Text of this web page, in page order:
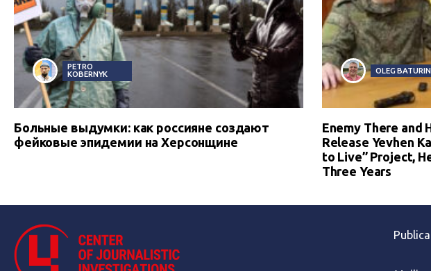
PETRO
KOBERNYK
Больные выдумки: как россияне создают
фейковые эпидемии на Херсонщине
OLEG BATURIN
Enemy There and
Release Yevhen
to Live” Project,
Three Years